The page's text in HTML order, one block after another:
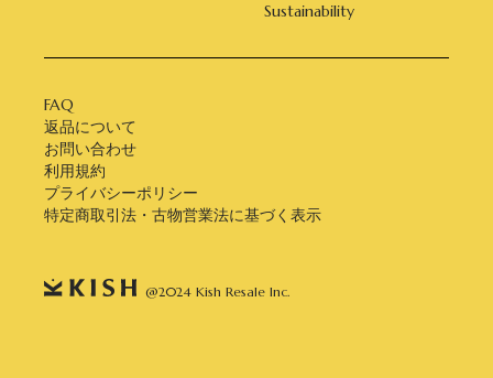
Sustainability
FAQ
返品について
お問い合わせ
利用規約
プライバシーポリシー
特定商取引法・古物営業法に基づく表示
@2024 Kish Resale Inc.